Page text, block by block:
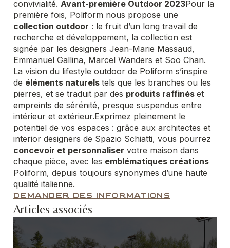
convivialité. Avant-première Outdoor 2023Pour la
première fois, Poliform nous propose une
collection outdoor : le fruit d’un long travail de
recherche et développement, la collection est
signée par les designers Jean-Marie Massaud,
Emmanuel Gallina, Marcel Wanders et Soo Chan.
La vision du lifestyle outdoor de Poliform s’inspire
de éléments naturels tels que les branches ou les
pierres, et se traduit par des produits raffinés et
empreints de sérénité, presque suspendus entre
intérieur et extérieur.Exprimez pleinement le
potentiel de vos espaces : grâce aux architectes et
interior designers de Spazio Schiatti, vous pourrez
concevoir et personnaliser votre maison dans
chaque pièce, avec les emblématiques créations
Poliform, depuis toujours synonymes d’une haute
qualité italienne.
DEMANDER DES INFORMATIONS
Articles associés